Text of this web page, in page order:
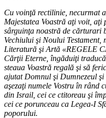
Cu voinţă rectilinie, necurmat
Majestatea Voastră aţi voit, aţi
sârguinţa noastră de cărturari
Vechiului şi Noului
Literatură şi Artă «REGELE
Cărţii Eterne, îngăduiţi
steaua Voastră regală şi să
ajutat Domnul şi Dumnezeul
aşezaţi numele Vostru în rând
din Israil, cei ce ctitoreau şi
cei ce porunceau ca Legea-I
poporului.